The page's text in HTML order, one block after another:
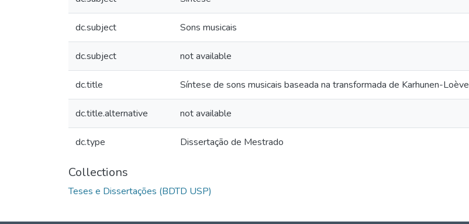
dc.subject Sons musicais
dc.subject not available
dc.title Síntese de sons musicais baseada na transformada de Karhunen-Loève
dc.title.alternative not available
dc.type Dissertação de Mestrado
Collections
Teses e Dissertações (BDTD USP)